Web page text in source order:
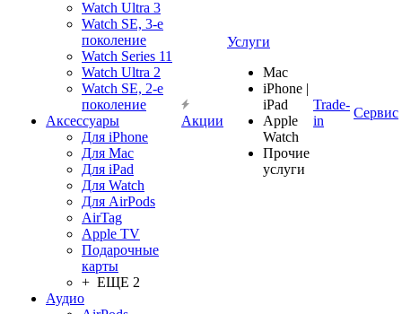
Watch Ultra 3
Watch SE, 3-е
поколение
Watch Series 11
Watch Ultra 2
Watch SE, 2-е
поколение
Аксессуары
Для iPhone
Для Mac
Для iPad
Для Watch
Для AirPods
AirTag
Apple TV
Подарочные
карты
+ ЕЩЕ 2
Аудио
Акции
Услуги
Mac
iPhone |
iPad
Apple
Watch
Прочие
услуги
Trade-
in
Сервис